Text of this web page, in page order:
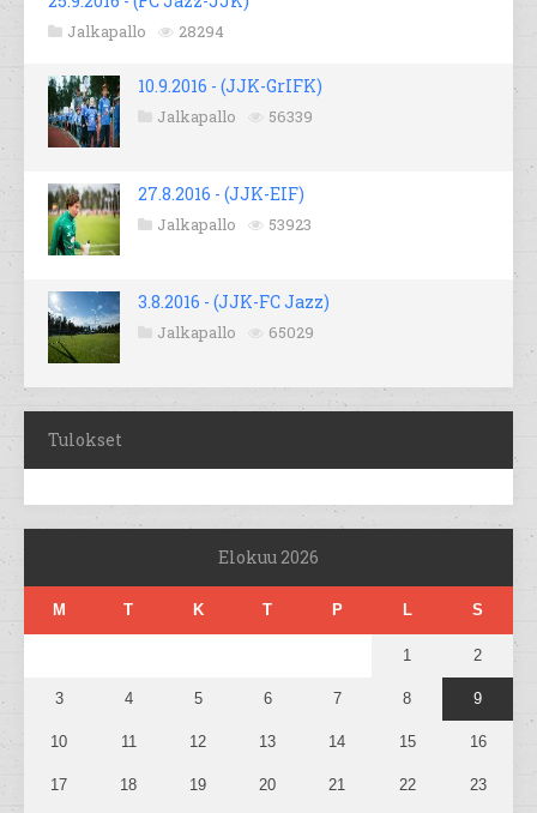
Jalkapallo 28294
10.9.2016 - (JJK-GrIFK)
Jalkapallo 56339
27.8.2016 - (JJK-EIF)
Jalkapallo 53923
3.8.2016 - (JJK-FC Jazz)
Jalkapallo 65029
Tulokset
Elokuu 2026
M T K T P L S
1 2
3 4 5 6 7 8 9
10 11 12 13 14 15 16
17 18 19 20 21 22 23